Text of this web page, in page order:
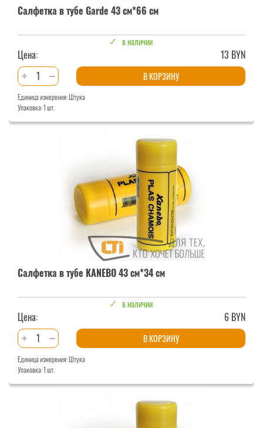
Салфетка в тубе Garde 43 см*66 см
в наличии
Цена:
13 BYN
Количество
товара
Салфетка
в
В КОРЗИНУ
Единица измерения: Штука
Упаковка: 1 шт.
Салфетка в тубе KANEBO 43 см*34 см
в наличии
Цена:
6 BYN
Количество
товара
Салфетка
в
В КОРЗИНУ
Единица измерения: Штука
Упаковка: 1 шт.